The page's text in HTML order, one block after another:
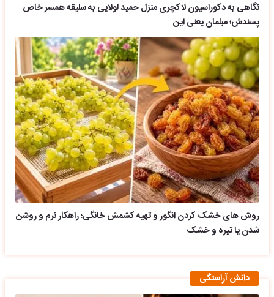
نگاهی به دکوراسیون لاکچری منزل حمید لولایی به سلیقه همسر خاص
پسندش؛ مبلمان یعنی این
روش های خشک کردن انگور و تهیه کشمش خانگی؛ راهکار نرم و روشن
شدن یا تیره و خشک
دانش آراستگی